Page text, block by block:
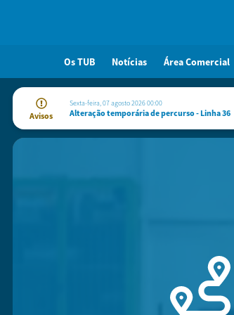
Os TUB Notícias Área Comercial
Avisos
Sexta-feira, 07 agosto 2026 00:00
Alteração temporária de percurso - Linha 36